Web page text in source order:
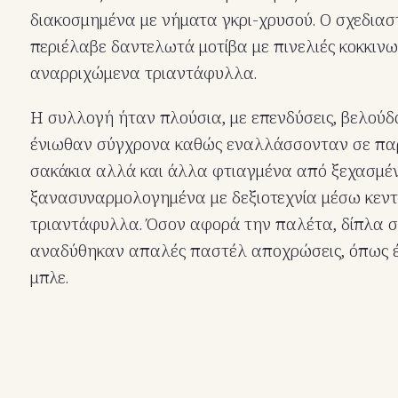
διακοσμημένα με νήματα γκρι-χρυσού. Ο
περιέλαβε δαντελωτά μοτίβα με πινελιές
αναρριχώμενα τριαντάφυλλα.
Η συλλογή ήταν πλούσια, με επενδύσεις,
ένιωθαν σύγχρονα καθώς εναλλάσσονταν σε
σακάκια αλλά και άλλα φτιαγμένα από
ξανασυναρμολογημένα με δεξιοτεχνία μέσω
τριαντάφυλλα. Όσον αφορά την παλέτα, δίπλα
αναδύθηκαν απαλές παστέλ αποχρώσεις, όπως
μπλε.